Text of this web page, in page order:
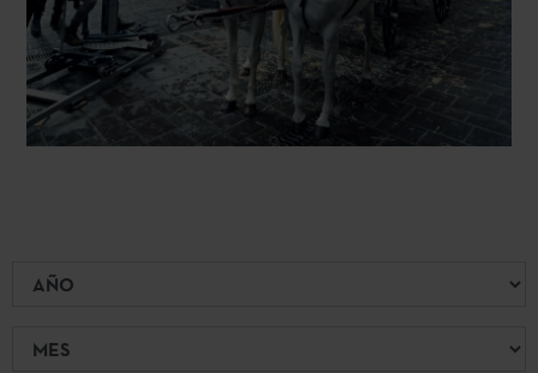
Año
Mes